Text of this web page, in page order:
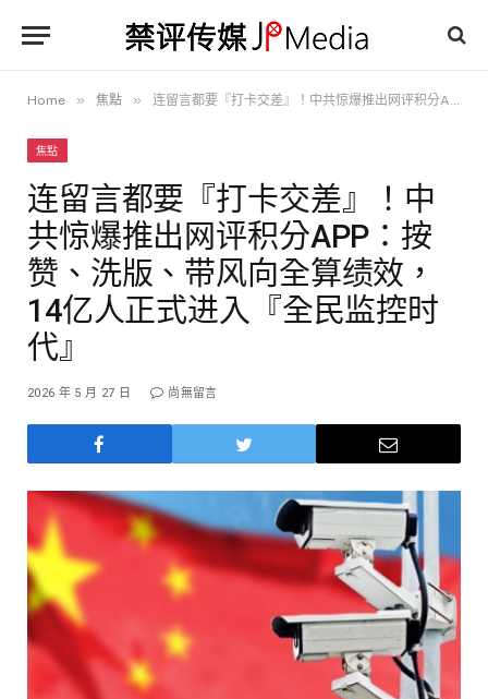
Home » 焦點 » 连留言都要『打卡交差』！中共惊爆推出网评积分APP：按赞、洗版、带风向全算绩效，14亿人正式进入『全民监控时代』
焦點
连留言都要『打卡交差』！中
共惊爆推出网评积分APP：按
赞、洗版、带风向全算绩效，
14亿人正式进入『全民监控时
代』
2026 年 5 月 27 日 尚無留言